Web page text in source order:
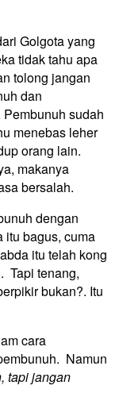
Golgota yang
tidak tahu apa
tolong jangan
dan
sudah
menebas leher
orang lain.
makanya
bersalah.
dengan
itu bagus, cuma
itu telah kong
Tapi tenang,
bukan?. Itu
cara
Namun
tapi jangan